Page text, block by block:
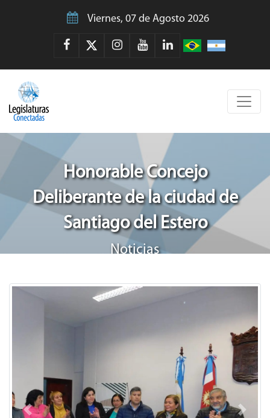
Viernes, 07 de Agosto 2026
Honorable Concejo
Deliberante de la ciudad de
Santiago del Estero
Noticias
Previous Next